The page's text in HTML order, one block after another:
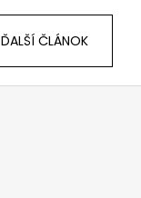
ĎALŠÍ ČLÁNOK